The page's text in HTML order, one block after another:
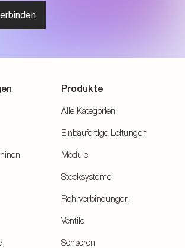
Produkte
Alle Kategorien
Einbaufertige Leitungen
Module
Stecksysteme
Rohrverbindungen
Ventile
Sensoren